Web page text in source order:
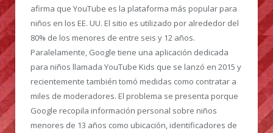
afirma que YouTube es la plataforma más popular para
niños en los EE. UU. El sitio es utilizado por alrededor del
80% de los menores de entre seis y 12 años.
Paralelamente, Google tiene una aplicación dedicada
para niños llamada YouTube Kids que se lanzó en 2015 y
recientemente también tomó medidas como contratar a
miles de moderadores. El problema se presenta porque
Google recopila información personal sobre niños
menores de 13 años como ubicación, identificadores de